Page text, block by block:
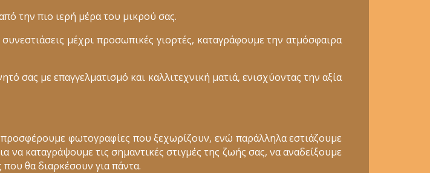
την πιο ιερή μέρα του μικρού σας.
μέχρι προσωπικές γιορτές, καταγράφουμε την ατμόσφαιρα
σας με επαγγελματισμό και καλλιτεχνική ματιά, ενισχύοντας την αξία
φωτογραφίες που ξεχωρίζουν, ενώ παράλληλα εστιάζουμε
καταγράψουμε τις σημαντικές στιγμές της ζωής σας, να αναδείξουμε
θα διαρκέσουν για πάντα.